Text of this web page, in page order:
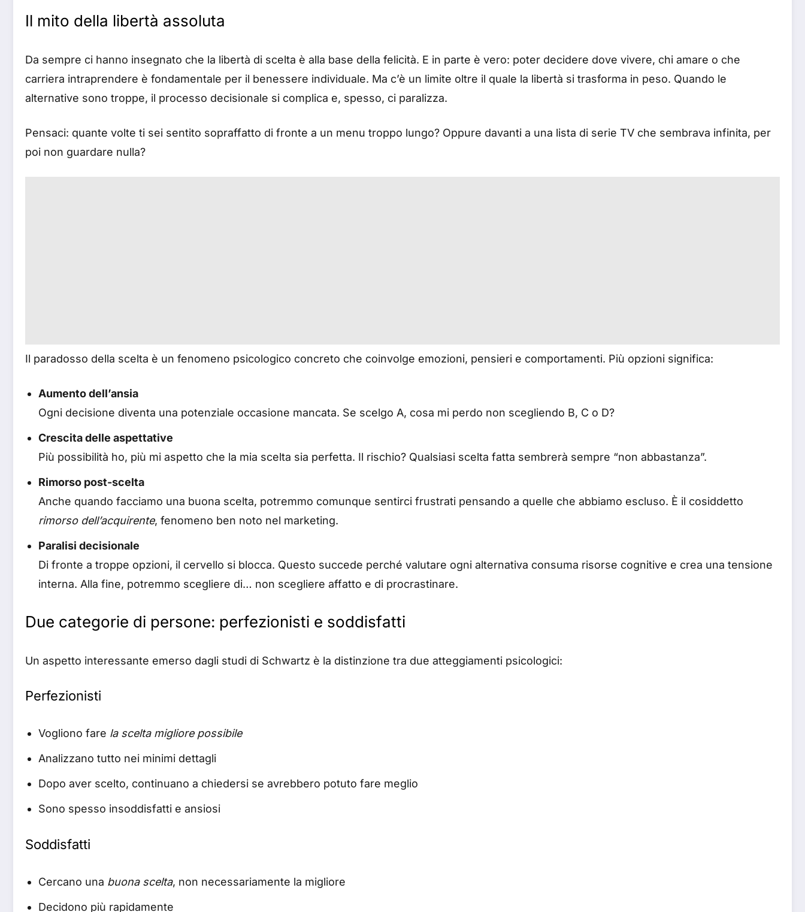
Il mito della libertà assoluta
Da sempre ci hanno insegnato che la libertà di scelta è alla base della felicità. E in parte è vero: poter decidere dove vivere, chi amare o che
carriera intraprendere è fondamentale per il benessere individuale. Ma c’è un limite oltre il quale la libertà si trasforma in peso. Quando le
alternative sono troppe, il processo decisionale si complica e, spesso, ci paralizza.
Pensaci: quante volte ti sei sentito sopraffatto di fronte a un menu troppo lungo? Oppure davanti a una lista di serie TV che sembrava infinita, per
poi non guardare nulla?
Il paradosso della scelta è un fenomeno psicologico concreto che coinvolge emozioni, pensieri e comportamenti. Più opzioni significa:
Aumento dell’ansia
Ogni decisione diventa una potenziale occasione mancata. Se scelgo A, cosa mi perdo non scegliendo B, C o D?
Crescita delle aspettative
Più possibilità ho, più mi aspetto che la mia scelta sia perfetta. Il rischio? Qualsiasi scelta fatta sembrerà sempre “non abbastanza”.
Rimorso post-scelta
Anche quando facciamo una buona scelta, potremmo comunque sentirci frustrati pensando a quelle che abbiamo escluso. È il cosiddetto
rimorso dell’acquirente, fenomeno ben noto nel marketing.
Paralisi decisionale
Di fronte a troppe opzioni, il cervello si blocca. Questo succede perché valutare ogni alternativa consuma risorse cognitive e crea una tensione
interna. Alla fine, potremmo scegliere di… non scegliere affatto e di procrastinare.
Due categorie di persone: perfezionisti e soddisfatti
Un aspetto interessante emerso dagli studi di Schwartz è la distinzione tra due atteggiamenti psicologici:
Perfezionisti
Vogliono fare la scelta migliore possibile
Analizzano tutto nei minimi dettagli
Dopo aver scelto, continuano a chiedersi se avrebbero potuto fare meglio
Sono spesso insoddisfatti e ansiosi
Soddisfatti
Cercano una buona scelta, non necessariamente la migliore
Decidono più rapidamente